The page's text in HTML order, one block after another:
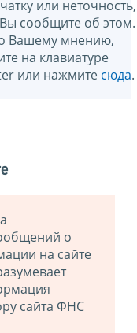
или неточность,
сообщите об этом.
Вашему мнению,
на клавиатуре
или нажмите сюда.
о
на сайте
сайта ФНС